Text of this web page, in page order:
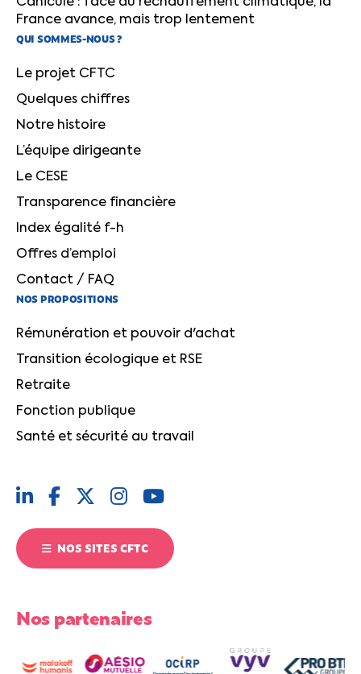
France avance, mais trop lentement
QUI SOMMES-NOUS ?
Le projet CFTC
Quelques chiffres
Notre histoire
L’équipe dirigeante
Le CESE
Transparence financière
Index égalité f-h
Offres d’emploi
Contact / FAQ
NOS PROPOSITIONS
Rémunération et pouvoir d'achat
Transition écologique et RSE
Retraite
Fonction publique
Santé et sécurité au travail
NOS SITES CFTC
Nos partenaires